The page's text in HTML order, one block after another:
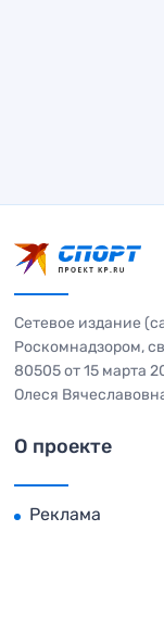
Сетевое издание
Роскомнадзором,
80505 от 15 марта
Олеся
О проекте
Реклама